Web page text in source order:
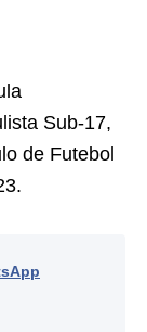
Sub-17,
de Futebol